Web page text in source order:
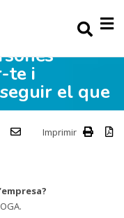
te i
el que
Imprimir